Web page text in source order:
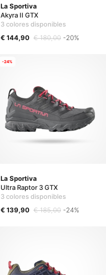
La Sportiva
Akyra II GTX
3 colores disponibles
€ 144,90 € 180,00 -20%
La Sportiva
Ultra Raptor 3 GTX
3 colores disponibles
€ 139,90 € 185,00 -24%
-24%